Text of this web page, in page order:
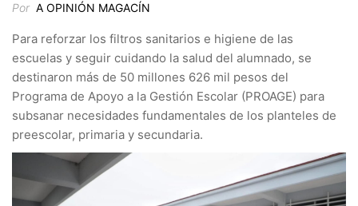
Por A OPINIÓN MAGACÍN
Para reforzar los filtros sanitarios e higiene de las
escuelas y seguir cuidando la salud del alumnado, se
destinaron más de 50 millones 626 mil pesos del
Programa de Apoyo a la Gestión Escolar (PROAGE) para
subsanar necesidades fundamentales de los planteles de
preescolar, primaria y secundaria.